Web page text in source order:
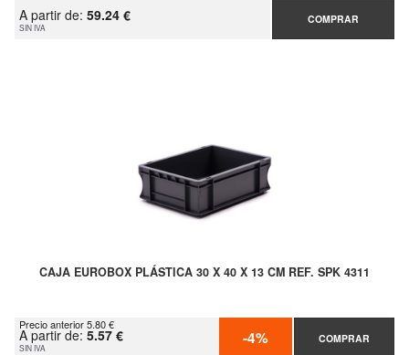
A partir de: 59.24 €
SIN IVA
COMPRAR
CAJA EUROBOX PLÁSTICA 30 X 40 X 13 CM REF. SPK 4311
Precio anterior 5.80 €
A partir de: 5.57 €
SIN IVA -4% COMPRAR